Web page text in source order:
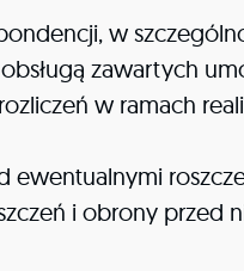
w
zawartych
w ramach
i obrony przed